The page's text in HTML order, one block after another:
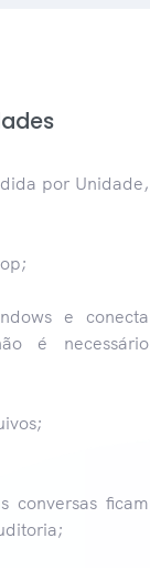
por Unidade,
e conecta
é necessário
conversas ficam